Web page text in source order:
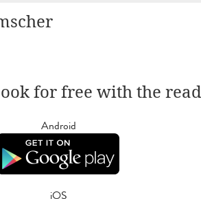
for free with the
Android
iOS